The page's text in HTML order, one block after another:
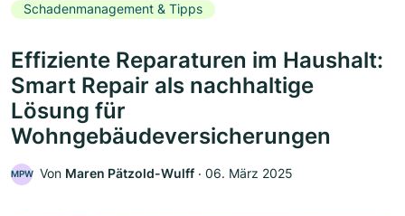
Schadenmanagement & Tipps
Effiziente Reparaturen im Haushalt:
Smart Repair als nachhaltige
Lösung für
Wohngebäudeversicherungen
MPW Von Maren Pätzold-Wulff ‧ 06. März 2025